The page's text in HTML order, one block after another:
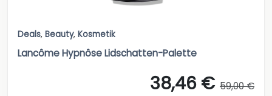
Deals, Beauty, Kosmetik
Lancôme Hypnôse Lidschatten-Palette
38,46 € 59,00 €